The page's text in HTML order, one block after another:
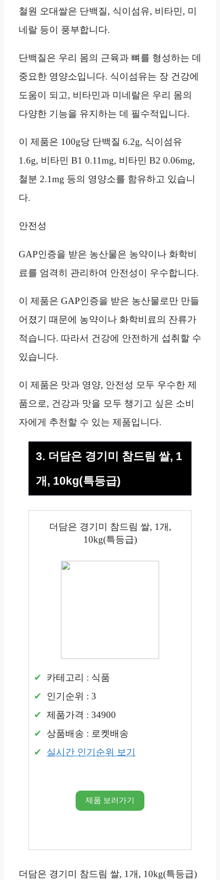
철원 오대쌀은 단백질, 식이섬유, 비타민, 미
네랄 등이 풍부합니다.
단백질은 우리 몸의 근육과 뼈를 형성하는 데
중요한 영양소입니다. 식이섬유는 장 건강에
도움이 되고, 비타민과 미네랄은 우리 몸의
다양한 기능을 유지하는 데 필수적입니다.
이 제품은 100g당 단백질 6.2g, 식이섬유
1.6g, 비타민 B1 0.11mg, 비타민 B2 0.06mg,
철분 2.1mg 등의 영양소를 함유하고 있습니
다.
안전성
GAP인증을 받은 농산물은 농약이나 화학비
료를 엄격히 관리하여 안전성이 우수합니다.
이 제품은 GAP인증을 받은 농산물로만 만들
어졌기 때문에 농약이나 화학비료의 잔류가
적습니다. 따라서 건강에 안전하게 섭취할 수
있습니다.
이 제품은 맛과 영양, 안전성 모두 우수한 제
품으로, 건강과 맛을 모두 챙기고 싶은 소비
자에게 추천할 수 있는 제품입니다.
3. 더담은 경기미 참드림 쌀, 1
개, 10kg(특등급)
더담은 경기미 참드림 쌀, 1개,
10kg(특등급)
카테고리 : 식품
인기순위 : 3
제품가격 : 34900
상품배송 : 로켓배송
실시간 인기순위 보기
제품 보러가기
더담은 경기미 참드림 쌀, 1개, 10kg(특등급)